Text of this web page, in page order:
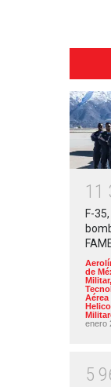
1 1
F-
de
Militar,
Aérea
enero
5 9